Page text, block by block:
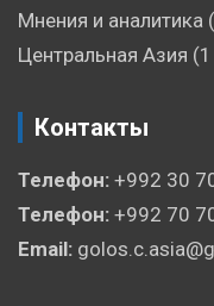
Мнения и аналитика
Центральная Азия
Контакты
Телефон: +992 30
Телефон: +992 70
Email: